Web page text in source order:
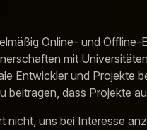
Online- und Offline-
mit
Entwickler und Projekte
beitragen, dass Projekte
nicht, uns bei Interesse